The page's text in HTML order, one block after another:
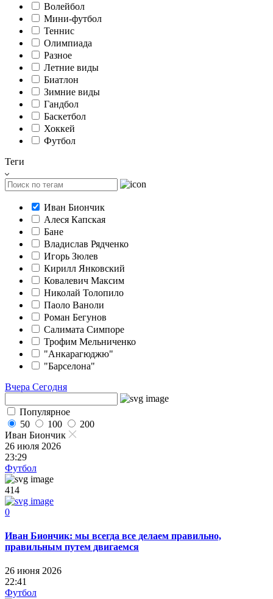
Волейбол
Мини-футбол
Теннис
Олимпиада
Разное
Летние виды
Биатлон
Зимние виды
Гандбол
Баскетбол
Хоккей
Футбол
Теги
Иван Биончик
Алеся Капская
Бане
Владислав Рядченко
Игорь Зюлев
Кирилл Янковский
Ковалевич Максим
Николай Толопило
Паоло Ваноли
Роман Бегунов
Салимата Симпоре
Трофим Мельниченко
"Анкарагюджю"
"Барселона"
Вчера Сегодня
Популярное
50
100
200
Иван Биончик
26 июля 2026
23:29
Футбол
414
0
Иван Биончик: мы всегда все делаем правильно,
правильным путем двигаемся
26 июня 2026
22:41
Футбол